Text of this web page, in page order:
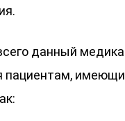
данный
пациентам,